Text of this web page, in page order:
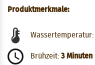
Produktmerkmale:
Wassertemperatur:
Brühzeit: 3 Minuten